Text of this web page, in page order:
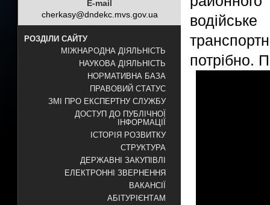
E-mail
cherkasy@dndekc.mvs.gov.ua
РОЗДІЛИ САЙТУ
МІЖНАРОДНА ДІЯЛЬНІСТЬ
НАУКОВА ДІЯЛЬНІСТЬ
НОРМАТИВНА БАЗА
ПРАВОВИЙ СТАТУС
ЗМІ ПРО ЕКСПЕРТНУ СЛУЖБУ
ДОСТУП ДО ПУБЛІЧНОЇ
ІНФОРМАЦІЇ
ІСТОРІЯ РОЗВИТКУ
СТРУКТУРА
ДЕРЖАВНІ ЗАКУПІВЛІ
ЕЛЕКТРОННІ ЗВЕРНЕННЯ
ВАКАНСІЇ
АБІТУРІЄНТАМ
потрібно.